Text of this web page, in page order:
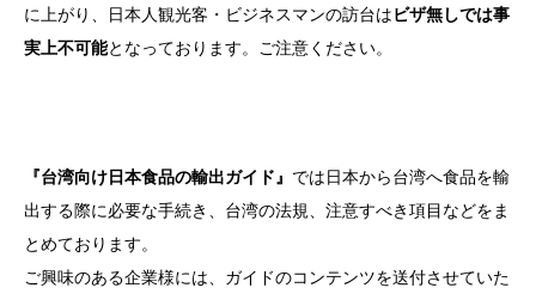
に上がり、日本人観光客・ ビジネスマンの訪台はビザ無しでは事
実上不可能となっております。ご注意ください。
『台湾向け日本食品の輸出ガイド』 では日本から台湾へ食品を輸
出する際に必要な手続き、台湾の法規、注意すべき項目などをま
とめております。
ご興味のある企業様には、ガイドのコンテンツを送付させていた